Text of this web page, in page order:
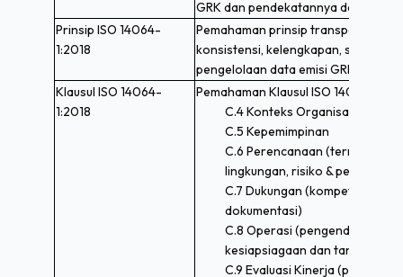
GRK dan pendekatannya dalam
Prinsip ISO 14064-
1:2018
Pemahaman prinsip transparansi,
konsistensi, kelengkapan, serta
pengelolaan data emisi GRK.
Klausul ISO 14064-
1:2018
Pemahaman Klausul ISO 14064-
C.4 Konteks Organisasi
C.5 Kepemimpinan
C.6 Perencanaan (termasuk
lingkungan, risiko & peluang)
C.7 Dukungan (kompetensi,
dokumentasi)
C.8 Operasi (pengendalian
kesiapsiagaan dan tanggap
C.9 Evaluasi Kinerja